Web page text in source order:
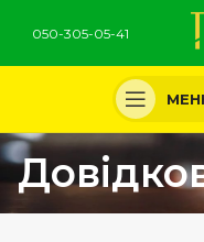
050-305-05-41